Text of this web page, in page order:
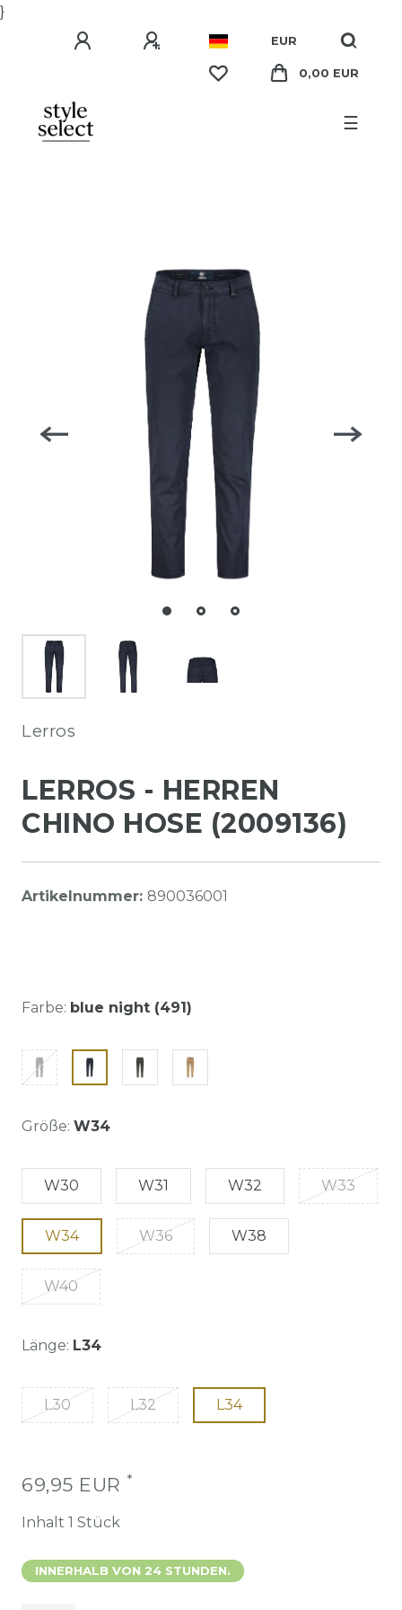
}
EUR
0,00 EUR
☰
Lerros
LERROS - HERREN
CHINO HOSE (2009136)
Artikelnummer: 890036001
Farbe: blue night (491)
Größe: W34
W30 W31 W32 W33
W34 W36 W38
W40
Länge: L34
L30 L32 L34
69,95 EUR *
Inhalt 1 Stück
INNERHALB VON 24 STUNDEN.